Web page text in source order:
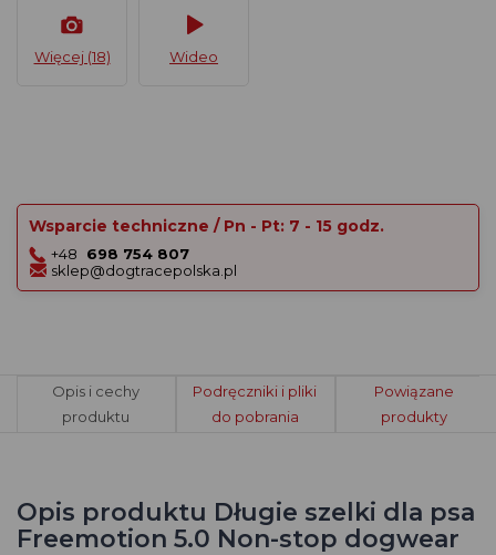
Więcej (18) Wideo
Wsparcie techniczne / Pn - Pt: 7 - 15 godz.
+48
698 754 807
sklep@dogtracepolska.pl
Opis i cechy
produktu
Podręczniki i pliki
do pobrania
Powiązane
produkty
Opis produktu Długie szelki dla psa
Freemotion 5.0 Non-stop dogwear